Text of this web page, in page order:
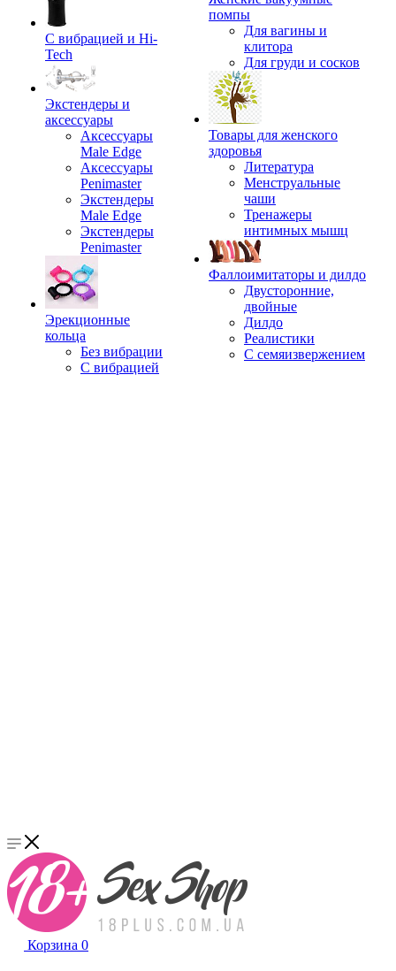
С вибрацией и Hi-
Tech
Экстендеры и
аксессуары
Аксессуары
Male Edge
Аксессуары
Penimaster
Экстендеры
Male Edge
Экстендеры
Penimaster
Эрекционные
кольца
Без вибрации
С вибрацией
помпы
Для вагины и
клитора
Для груди и сосков
Товары для женского
здоровья
Литература
Менструальные
чаши
Тренажеры
интимных мышц
Фаллоимитаторы и дилдо
Двусторонние,
двойные
Дилдо
Реалистики
С семяизвержением
Корзина 0